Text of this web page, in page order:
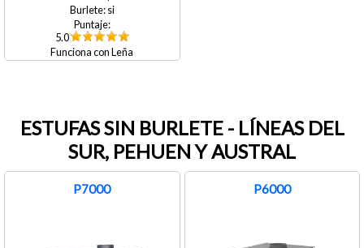
si
5.0
Leña
ESTUFAS SIN BURLETE - LÍNEAS DEL
SUR, PEHUEN Y AUSTRAL
P7000 P6000